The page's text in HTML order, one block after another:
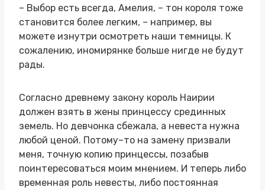
– Выбор есть всегда, Амелия, – тон короля тоже
становится более легким, – например, вы
можете изнутри осмотреть наши темницы. К
сожалению, иномирянке больше нигде не будут
рады.
Согласно древнему закону король Наирии
должен взять в жены принцессу срединных
земель. Но девчонка сбежала, а невеста нужна
любой ценой. Потому–то на замену призвали
меня, точную копию принцессы, позабыв
поинтересоваться моим мнением. И теперь либо
временная роль невесты, либо постоянная